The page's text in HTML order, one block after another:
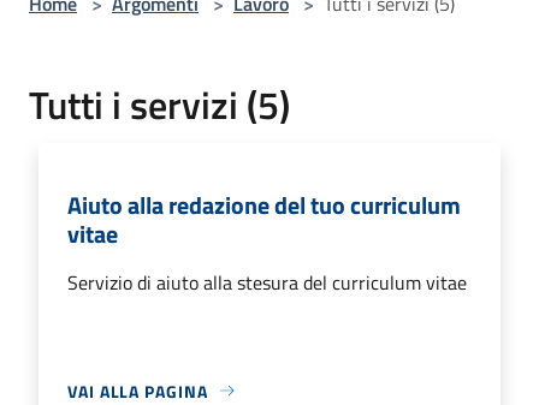
Tutti i servizi (5)
Aiuto alla redazione del tuo curriculum
vitae
Servizio di aiuto alla stesura del curriculum vitae
VAI ALLA PAGINA